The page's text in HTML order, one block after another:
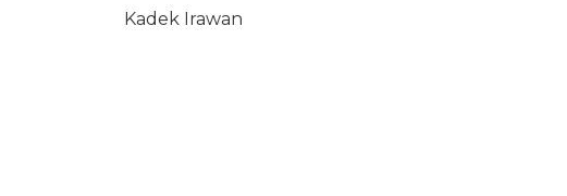
Kadek Irawan